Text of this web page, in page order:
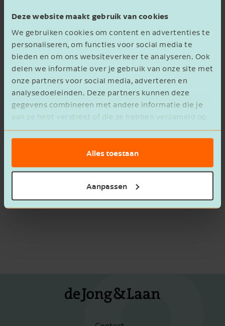
Deze website maakt gebruik van cookies
We gebruiken cookies om content en advertenties te
personaliseren, om functies voor social media te
bieden en om ons websiteverkeer te analyseren. Ook
delen we informatie over je gebruik van onze site met
onze partners voor social media, adverteren en
analysedoeleinden. Deze partners kunnen deze
gegevens combineren met andere informatie die je
aan ze hebt verstrekt of die ze hebben verzameld op
basis van het gebruik van hun services.
Alles toestaan
Aanpassen
2 results found for
Articles (0) Blogs (0)
Cases (2)
Employees (0)
Locations (0)
News (0)
Services (0)
Transaction (0)
Building the future together with
Ten Damme
From HR automation to data-driven
process optimization